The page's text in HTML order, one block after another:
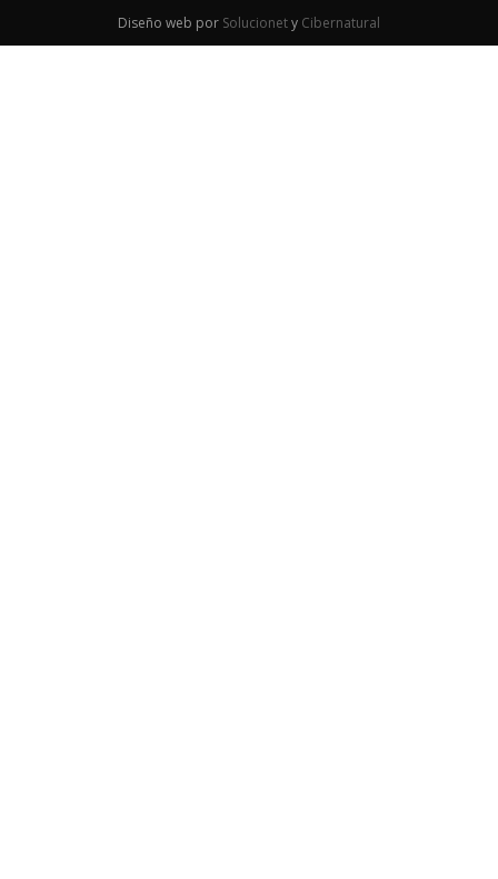
Diseño web por Solucionety Cibernatural